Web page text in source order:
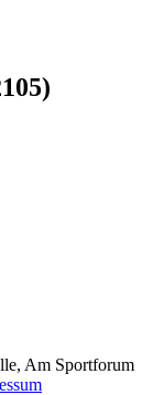
Am Sportforum